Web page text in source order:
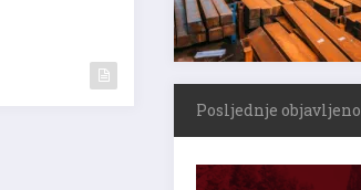
Posljednje objavljeno